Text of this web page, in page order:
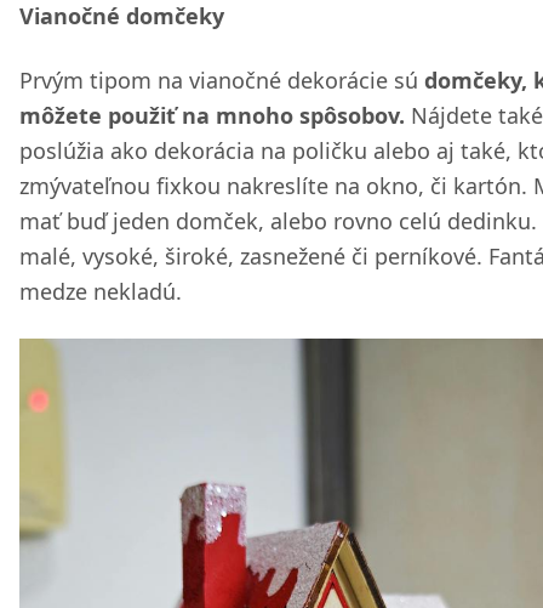
Vianočné domčeky
Prvým tipom na vianočné dekorácie sú domčeky,
môžete použiť na mnoho spôsobov. Nájdete
poslúžia ako dekorácia na poličku alebo aj také,
zmývateľnou fixkou nakreslíte na okno, či kartón.
mať buď jeden domček, alebo rovno celú dedinku.
malé, vysoké, široké, zasnežené či perníkové.
medze nekladú.